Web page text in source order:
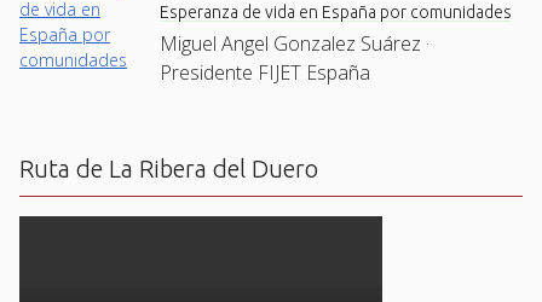
Esperanza de vida en España por comunidades
Miguel Angel Gonzalez Suárez ·
Presidente FIJET España
Ruta de La Ribera del Duero